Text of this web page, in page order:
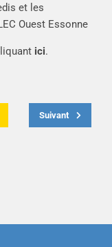
et les
Ouest Essonne
ici.
Suivant